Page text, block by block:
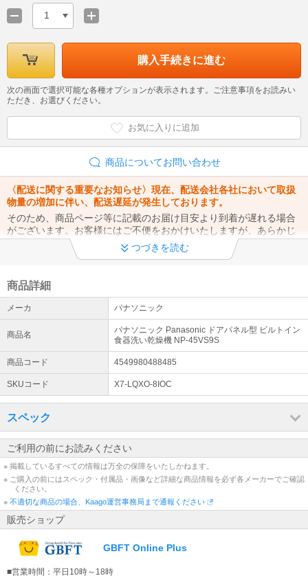
1
購入手続きに進む
次の画面で選択可能な各種オプションが表示されます。ご注意事項をお読みい
ただき、お選びください。
お気に入りに追加
商品についてお問い合わせ
〈配送に関する重要なお知らせ〉現在、配送会社各社において取扱
物量の増加に伴い、配送遅延が発生しております。
そのため、商品ページ等に記載のお届け目安より到着が遅れる場合
がございます。お客様にはご不便をおかけいたしますが、あらかじ
めご了承くださいますようお願い申し上げます。
《延長保証》へのご加入をご検討ください！
当店の延長保証なら、【365日・24時間】専門窓口にて電話での修
理受付を行っております。突然の故障にもスムーズにご対応いたし
ますのでご安心ください。
詳細はこちら
つづきを読む
商品詳細
メーカ パナソニック
商品名
パナソニック Panasonic ドアパネル型 ビルトイン
食器洗い乾燥機 NP-45VS9S
商品コード 4549980488485
SKUコード X7-LQXO-8IOC
スペック
ご利用の前にお読みください
※ 掲載しているすべての情報は万全の保障をいたしかねます。
※ ご購入の前にはスペック・付属品・画像など詳細な商品情報を必ず各メーカーでご確認
ください。
※ 不適切な商品の場合、Kaago運営事務局まで通報ください
販売ショップ
GBFT Online Plus
■営業時間：平日10時～18時